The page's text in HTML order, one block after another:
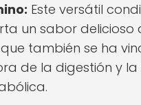
Este versátil
un sabor delicioso
también se ha
de la digestión y la